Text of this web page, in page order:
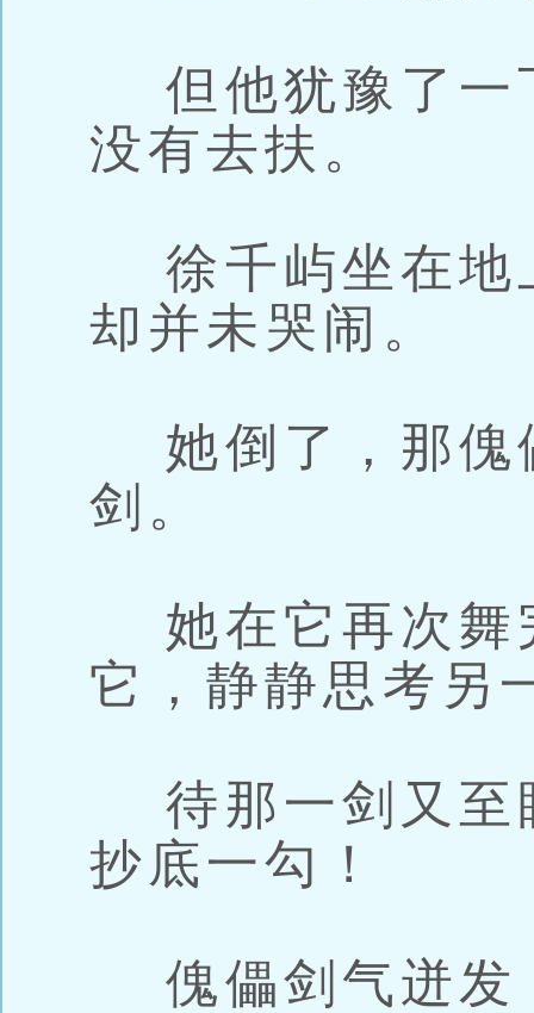
但他犹豫了一
没有去扶。
徐千屿坐在地
却并未哭闹。
她倒了，那傀
剑。
她在它再次舞
它，静静思考另
待那一剑又至
抄底一勾！
傀儡剑气迸发